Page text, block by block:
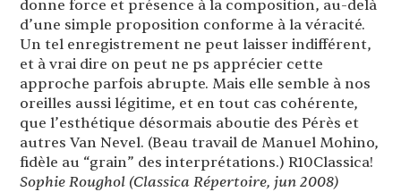
donne force et présence à la composition, au-delà
d’une simple proposition conforme à la véracité.
Un tel enregistrement ne peut laisser indifférent,
et à vrai dire on peut ne ps apprécier cette
approche parfois abrupte. Mais elle semble à nos
oreilles aussi légitime, et en tout cas cohérente,
que l’esthétique désormais aboutie des Pérès et
autres Van Nevel. (Beau travail de Manuel Mohino,
fidèle au “grain” des interprétations.) R10Classica!
Sophie Roughol (Classica Répertoire, jun 2008)